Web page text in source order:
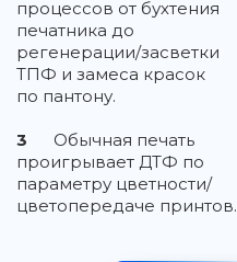
процессов от бухтения
печатника до
регенерации/засветки
ТПФ и замеса красок
по пантону.
3
Обычная печать
проигрывает ДТФ по
параметру цветности/
цветопередаче принтов.